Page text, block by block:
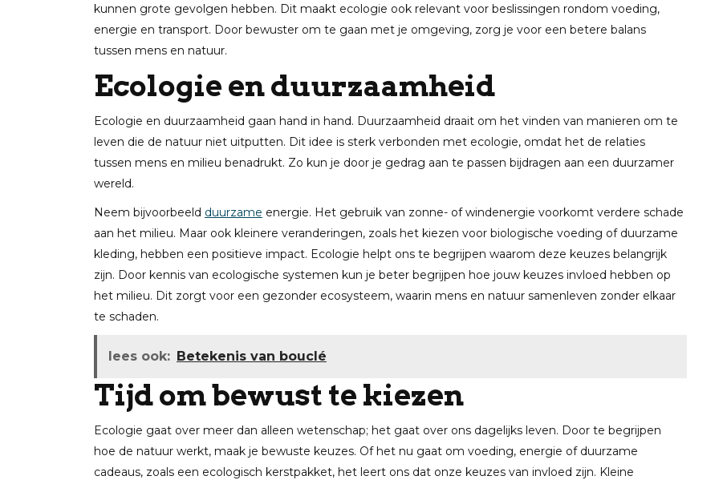
kunnen grote gevolgen hebben. Dit maakt ecologie ook relevant voor beslissingen rondom voeding,
energie en transport. Door bewuster om te gaan met je omgeving, zorg je voor een betere balans
tussen mens en natuur.
Ecologie en duurzaamheid
Ecologie en duurzaamheid gaan hand in hand. Duurzaamheid draait om het vinden van manieren om te
leven die de natuur niet uitputten. Dit idee is sterk verbonden met ecologie, omdat het de relaties
tussen mens en milieu benadrukt. Zo kun je door je gedrag aan te passen bijdragen aan een duurzamer
wereld.
Neem bijvoorbeeld duurzame energie. Het gebruik van zonne- of windenergie voorkomt verdere schade
aan het milieu. Maar ook kleinere veranderingen, zoals het kiezen voor biologische voeding of duurzame
kleding, hebben een positieve impact. Ecologie helpt ons te begrijpen waarom deze keuzes belangrijk
zijn. Door kennis van ecologische systemen kun je beter begrijpen hoe jouw keuzes invloed hebben op
het milieu. Dit zorgt voor een gezonder ecosysteem, waarin mens en natuur samenleven zonder elkaar
te schaden.
lees ook: Betekenis van bouclé
Tijd om bewust te kiezen
Ecologie gaat over meer dan alleen wetenschap; het gaat over ons dagelijks leven. Door te begrijpen
hoe de natuur werkt, maak je bewuste keuzes. Of het nu gaat om voeding, energie of duurzame
cadeaus, zoals een ecologisch kerstpakket, het leert ons dat onze keuzes van invloed zijn. Kleine